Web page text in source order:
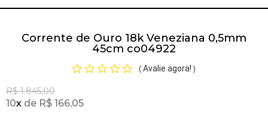
Corrente de Ouro 18k Veneziana 0,5mm
45cm co04922
( Avalie agora! )
R$ 1.845,00
10x R$ 166,05
Brincos